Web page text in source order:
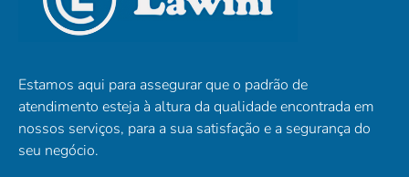
Estamos aqui para assegurar que o padrão de
atendimento esteja à altura da qualidade encontrada em
nossos serviços, para a sua satisfação e a segurança do
seu negócio.